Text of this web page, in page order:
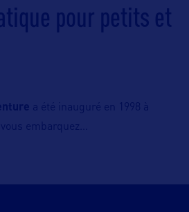
pour petits et
a été inauguré en 1998 à
vous embarquez…